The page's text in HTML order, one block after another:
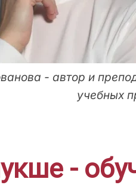
- автор и
учебных
-